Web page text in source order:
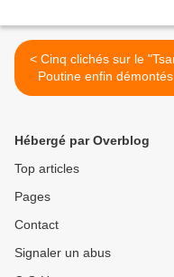
< Cinq clichés sur le "Tsar"
Poutine enfin démontés
Hébergé par Overblog
Top articles
Pages
Contact
Signaler un abus